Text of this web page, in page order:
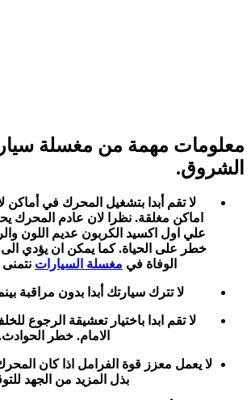
معلومات مهمة من مغسلة
الشروق.
لا تقم أبدا بتشغيل المحرك في أماكن لا
اماكن مغلقة. نظرا لان عادم المحرك
علي اول اكسيد الكربون عديم اللون
خطر على الحياة. كما يمكن ان يؤدي
الوفاة في مغسلة السيارات
لا تترك سيارتك أبدا بدون مراقبة
لا تقم ابدا باختيار تعشيقة الرجوع
الامام. خطر
لا يعمل معزز قوة الفرامل اذا كان
بذل المزيد من الجهد